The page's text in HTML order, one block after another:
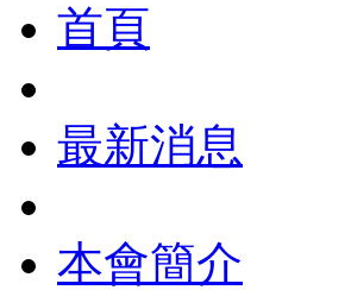
首頁
最新消息
本會簡介